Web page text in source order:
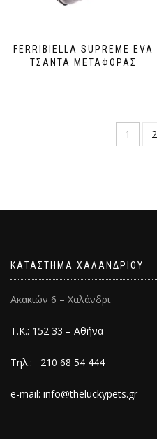
FERRIBIELLA SUPREME EVA
ΤΣΑΝΤΑ ΜΕΤΑΦΟΡΑΣ
1 2
ΚΑΤΑΣΤΗΜΑ ΧΑΛΑΝΔΡΙΟΥ
Ακακιών 6 – Χαλάνδρι
Τ.Κ.: 152 33 – Αθήνα
Τηλ.: 210 68 54 444
e-mail: info@theluckypets.gr